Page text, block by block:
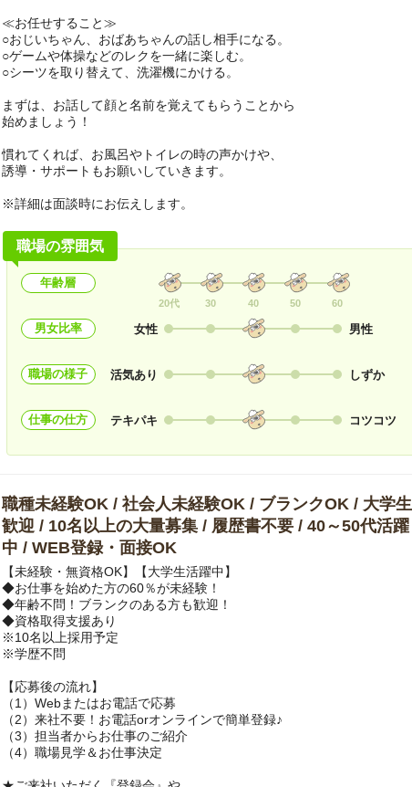
≪お任せすること≫
○おじいちゃん、おばあちゃんの話し相手になる。
○ゲームや体操などのレクを一緒に楽しむ。
○シーツを取り替えて、洗濯機にかける。
まずは、お話して顔と名前を覚えてもらうことから
始めましょう！
慣れてくれば、お風呂やトイレの時の声かけや、
誘導・サポートもお願いしていきます。
※詳細は面談時にお伝えします。
職場の雰囲気
年齢層
20代 30 40 50 60
男女比率 女性 男性
職場の様子 活気あり しずか
仕事の仕方 テキパキ コツコツ
職種未経験OK / 社会人未経験OK / ブランクOK / 大学生
歓迎 / 10名以上の大量募集 / 履歴書不要 / 40～50代活躍
中 / WEB登録・面接OK
【未経験・無資格OK】【大学生活躍中】
◆お仕事を始めた方の60％が未経験！
◆年齢不問！ブランクのある方も歓迎！
◆資格取得支援あり
※10名以上採用予定
※学歴不問
【応募後の流れ】
（1）Webまたはお電話で応募
（2）来社不要！お電話orオンラインで簡単登録♪
（3）担当者からお仕事のご紹介
（4）職場見学＆お仕事決定